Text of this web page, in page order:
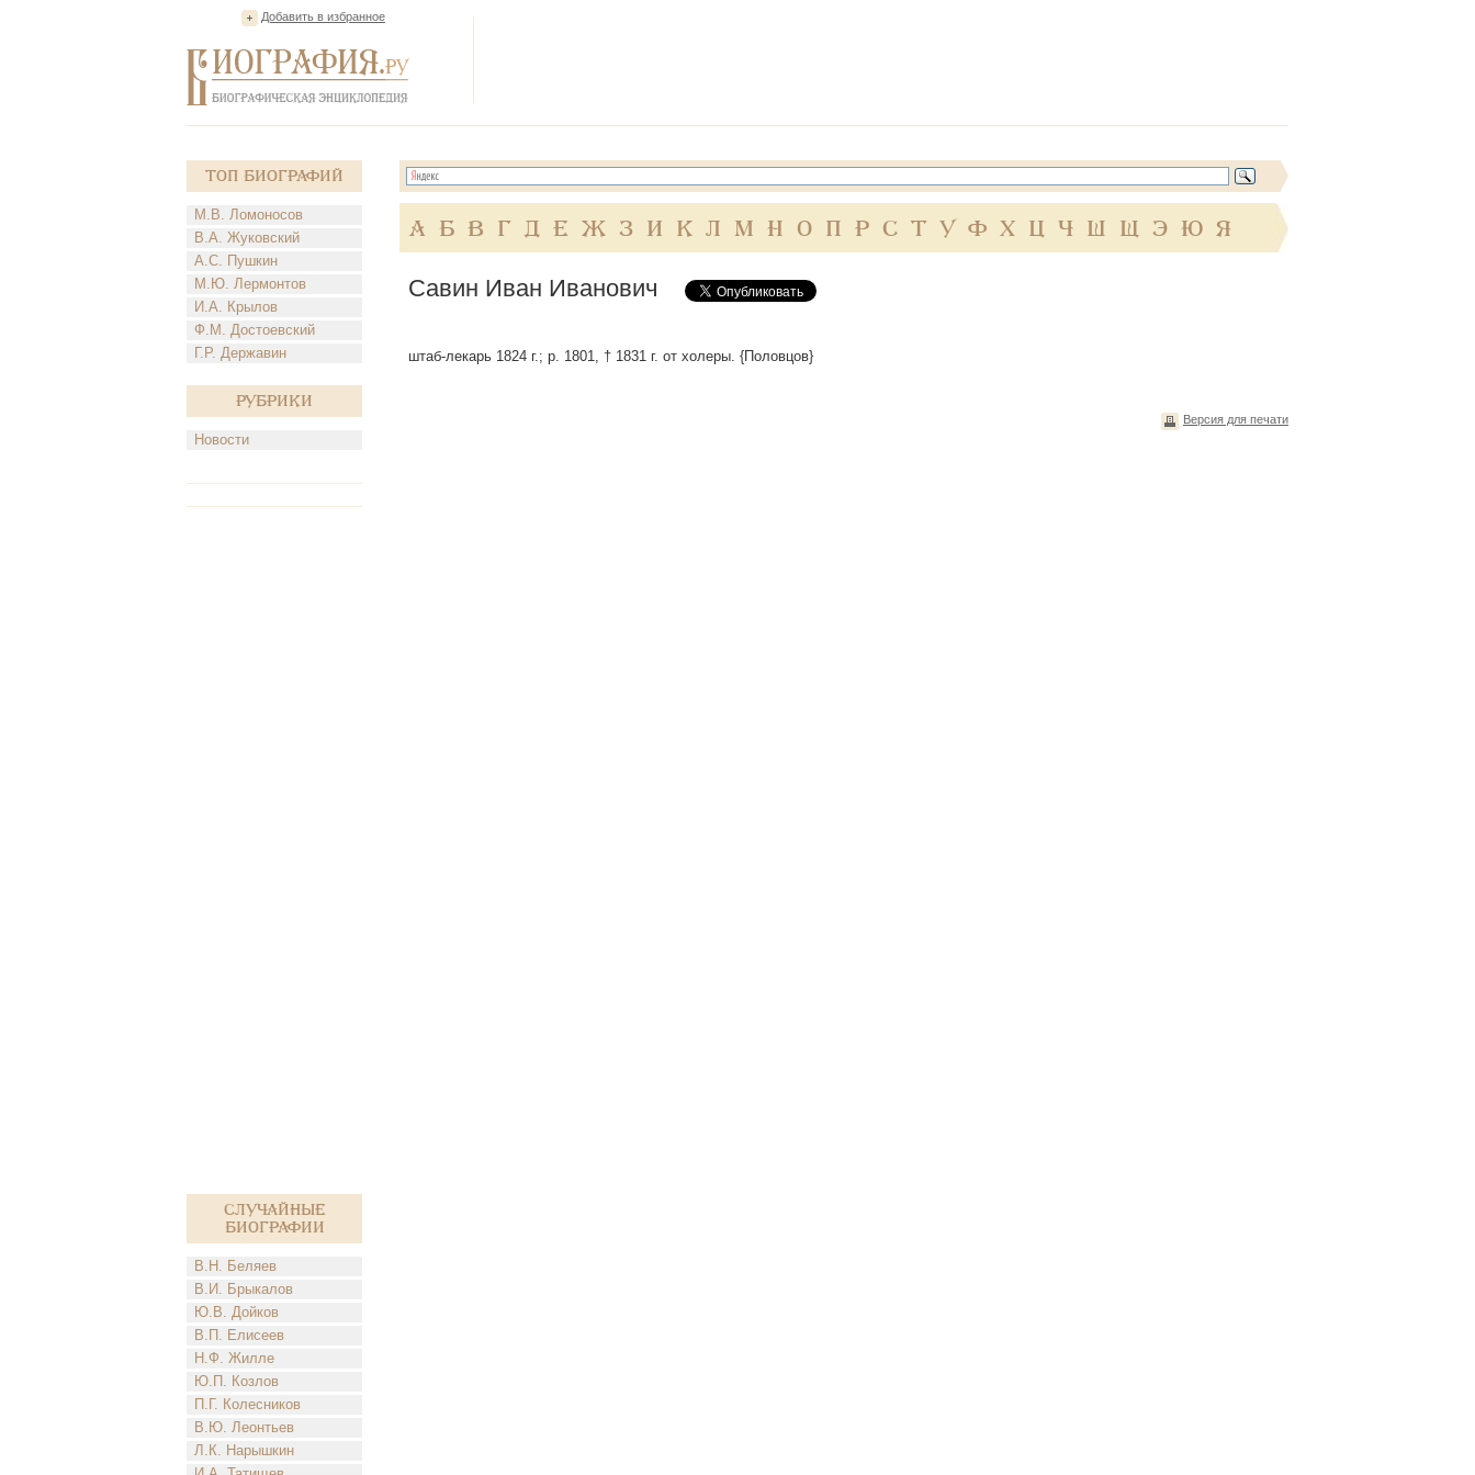
Добавить в избранное
Топ Биографий
М.В. Ломоносов
В.А. Жуковский
А.С. Пушкин
М.Ю. Лермонтов
И.А. Крылов
Ф.М. Достоевский
Г.Р. Державин
Рубрики
Новости
Случайные
биографии
В.Н. Беляев
В.И. Брыкалов
Ю.В. Дойков
В.П. Елисеев
Н.Ф. Жилле
Ю.П. Козлов
П.Г. Колесников
В.Ю. Леонтьев
Л.К. Нарышкин
А Б В Г Д Е Ж З И К Л М Н О П Р С Т У Ф Х Ц Ч Ш Щ Э Ю Я
Савин Иван Иванович
штаб-лекарь 1824 г.; р. 1801, † 1831 г. от холеры. {Половцов}
Версия для печати